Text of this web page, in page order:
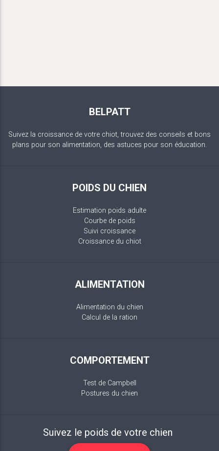
BELPATT
Suivez la croissance de votre chiot, trouvez des conseils et bons
plans pour son alimentation, des astuces pour son éducation.
POIDS DU CHIEN
Estimation poids adulte
Courbe de poids
Suivi croissance
Croissance du chiot
ALIMENTATION
Alimentation du chien
Calcul de la ration
COMPORTEMENT
Test de Campbell
Postures du chien
Suivez le poids de votre chien